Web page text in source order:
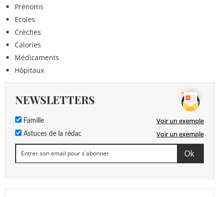
Prénoms
Ecoles
Crèches
Calories
Médicaments
Hôpitaux
NEWSLETTERS
Famille Voir un exemple
Astuces de la rédac Voir un exemple